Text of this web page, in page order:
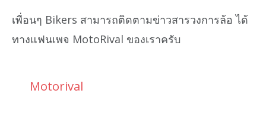
เพื่อนๆ Bikers สามารถติดตามข่าวสารวงการล้อ ได้
ทางแฟนเพจ MotoRival ของเราครับ
Motorival